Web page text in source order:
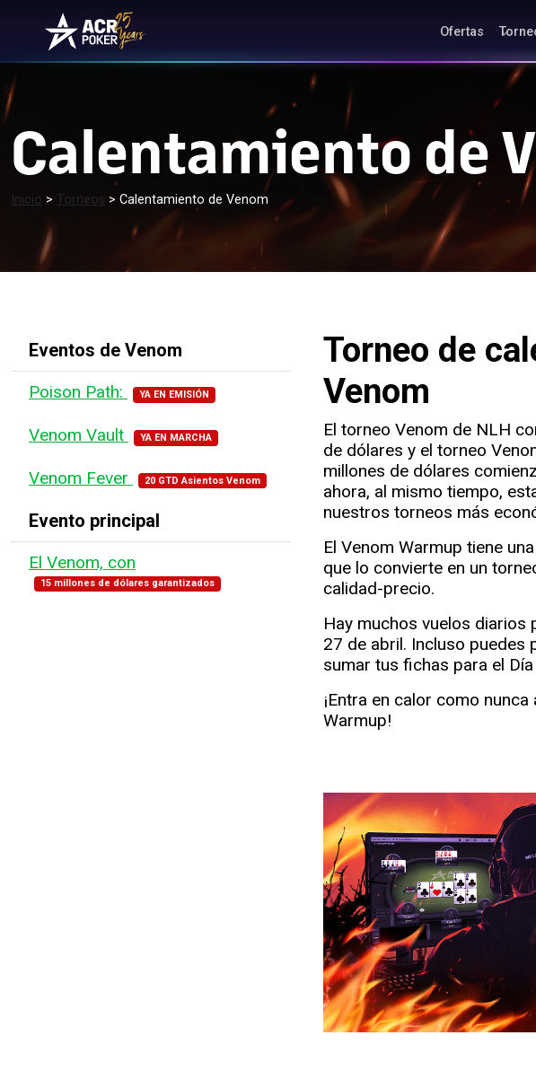
Ir al contenido
Navegación principal Ofertas
Calentamiento de
Inicio > Torneos > Calentamiento de Venom
Torneo de
Venom
El torneo Venom de NLH
de dólares y el torneo
millones de dólares
ahora, al mismo tiempo,
nuestros torneos más
El Venom Warmup tiene
que lo convierte en un
calidad-precio.
Hay muchos vuelos diarios
27 de abril. Incluso puedes
sumar tus fichas para el Día
¡Entra en calor como
Warmup!
Eventos de Venom
Poison Path: YA EN EMISIÓN
Venom Vault YA EN MARCHA
Venom Fever 20 GTD Asientos Venom
Evento principal
El Venom, con
15 millones de dólares garantizados